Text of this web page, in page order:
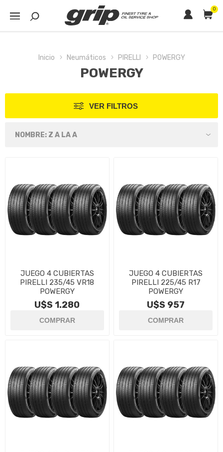
0
Inicio Neumáticos PIRELLI POWERGY
POWERGY
VER FILTROS
JUEGO 4 CUBIERTAS
PIRELLI 235/45 VR18
POWERGY
U$S 1.280
JUEGO 4 CUBIERTAS
PIRELLI 225/45 R17
POWERGY
U$S 957